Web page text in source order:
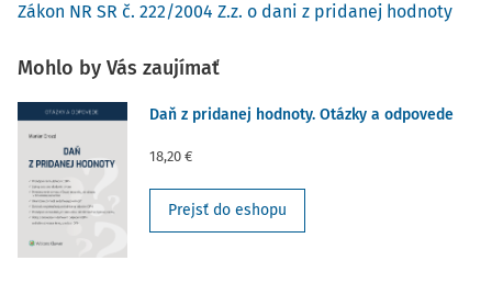
Zákon NR SR č. 222/2004 Z.z. o dani z pridanej hodnoty
Mohlo by Vás zaujímať
Daň z pridanej hodnoty. Otázky a odpovede
18,20 €
Prejsť do eshopu